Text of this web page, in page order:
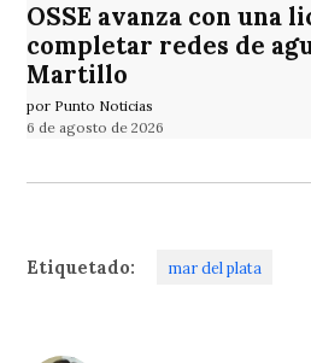
OSSE avanza con una
completar redes de
Martillo
por Punto Noticias
6 de agosto de 2026
Etiquetado: mar del plata